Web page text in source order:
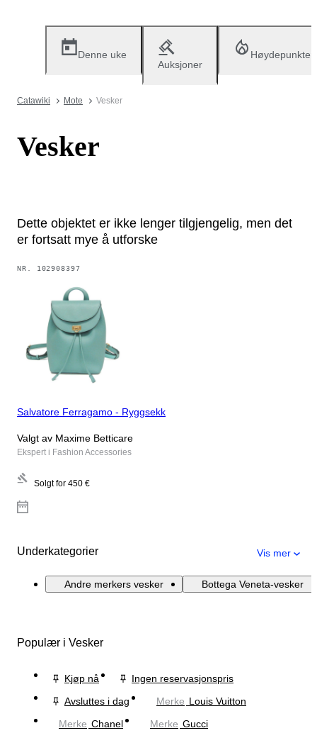
Denne uke
Auksjoner
Høydepunkter
Catawiki Mote Vesker
Vesker
Dette objektet er ikke lenger tilgjengelig, men det
er fortsatt mye å utforske
NR. 102908397
Salvatore Ferragamo - Ryggsekk
Valgt av Maxime Betticare
Ekspert i Fashion Accessories
Solgt for 450 €
Underkategorier Vis mer
Andre merkers vesker Bottega Veneta-vesker
Populær i Vesker
Kjøp nå
Ingen reservasjonspris
Avsluttes i dag
Merke Louis Vuitton
Merke Chanel Merke Gucci